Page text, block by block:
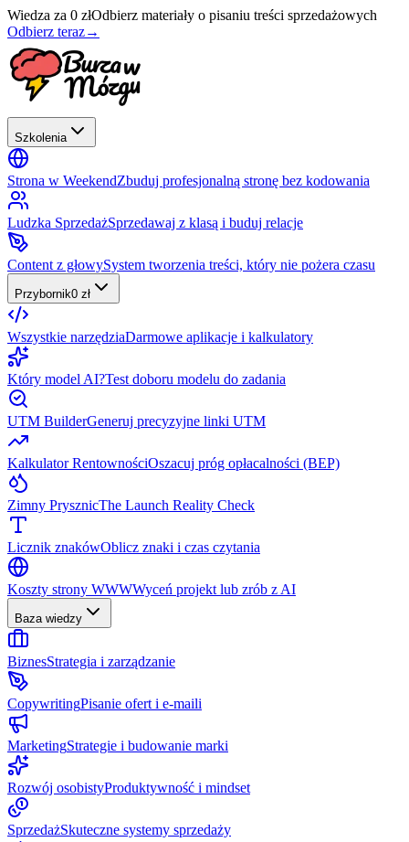
Wiedza za 0 złOdbierz materiały o pisaniu treści sprzedażowych
Odbierz teraz→
Szkolenia
Strona w WeekendZbuduj profesjonalną stronę bez kodowania
Ludzka SprzedażSprzedawaj z klasą i buduj relacje
Content z głowySystem tworzenia treści, który nie pożera czasu
Przybornik0 zł
Wszystkie narzędziaDarmowe aplikacje i kalkulatory
Który model AI?Test doboru modelu do zadania
UTM BuilderGeneruj precyzyjne linki UTM
Kalkulator RentownościOszacuj próg opłacalności (BEP)
Zimny PrysznicThe Launch Reality Check
Licznik znakówOblicz znaki i czas czytania
Koszty strony WWWWyceń projekt lub zrób z AI
Baza wiedzy
BiznesStrategia i zarządzanie
CopywritingPisanie ofert i e-maili
MarketingStrategie i budowanie marki
Rozwój osobistyProduktywność i mindset
SprzedażSkuteczne systemy sprzedaży